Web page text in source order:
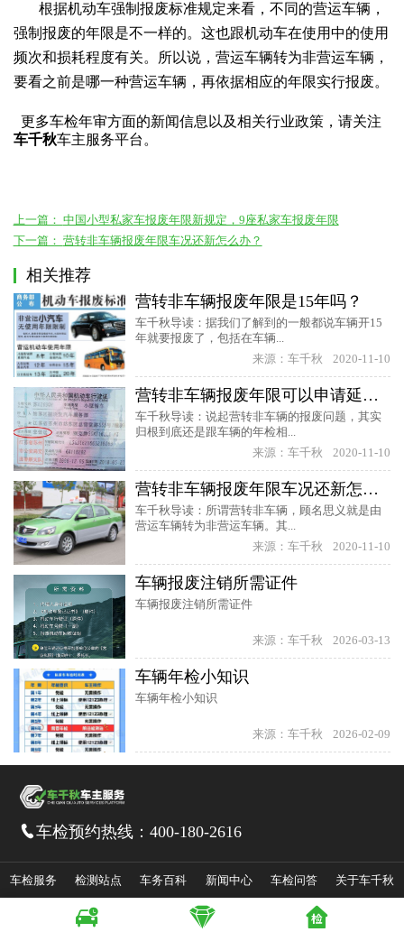
根据机动车强制报废标准规定来看，不同的营运车辆，
强制报废的年限是不一样的。这也跟机动车在使用中的使用
频次和损耗程度有关。所以说，营运车辆转为非营运车辆，
要看之前是哪一种营运车辆，再依据相应的年限实行报废。
更多车检年审方面的新闻信息以及相关行业政策，请关注
车千秋车主服务平台。
上一篇： 中国小型私家车报废年限新规定，9座私家车报废年限
下一篇： 营转非车辆报废年限车况还新怎么办？
相关推荐
营转非车辆报废年限是15年吗？
车千秋导读：据我们了解到的一般都说车辆开15
年就要报废了，包括在车辆...
来源：车千秋
2020-11-10
营转非车辆报废年限可以申请延长吗？
车千秋导读：说起营转非车辆的报废问题，其实
归根到底还是跟车辆的年检相...
来源：车千秋
2020-11-10
营转非车辆报废年限车况还新怎么办？
车千秋导读：所谓营转非车辆，顾名思义就是由
营运车辆转为非营运车辆。其...
来源：车千秋
2020-11-10
车辆报废注销所需证件
车辆报废注销所需证件
来源：车千秋 2026-03-13
车辆年检小知识
车辆年检小知识
来源：车千秋 2026-02-09
  
车检预约热线： 400-180-2616
车检服务 检测站点 车务百科 新闻中心 车检问答 关于车千秋
皖ICP备14036172号-1